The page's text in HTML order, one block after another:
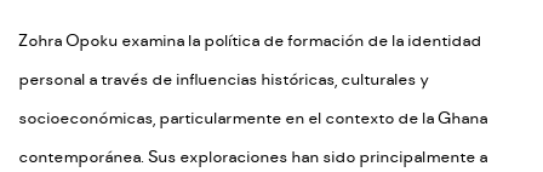
Zohra Opoku examina la política de formación de la identidad
personal a través de influencias históricas, culturales y
socioeconómicas, particularmente en el contexto de la Ghana
contemporánea. Sus exploraciones han sido principalmente a